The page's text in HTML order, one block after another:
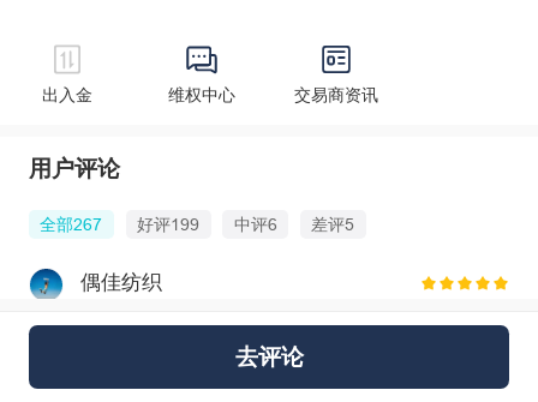
出入金 维权中心 交易商资讯
用户评论
全部267 好评199 中评6 差评5
偶佳纺织
最近上线了那个交易信号中心这个功能不
错，方便了交易去评论